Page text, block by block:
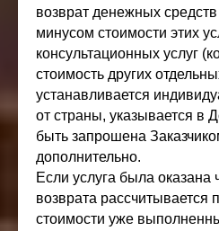
возврат денежных
минусом стоимости этих
консультационных услуг
стоимость других
устанавливается
от страны, указывается в
быть запрошена
дополнительно.
Если услуга была оказана
возврата рассчитывается
стоимости уже